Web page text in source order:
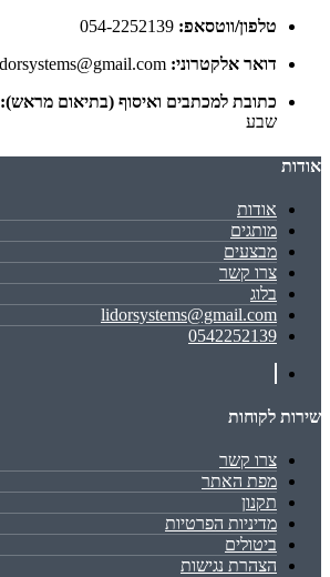
טלפון/ווטסאפ:
דואר אלקטרוני:
כתובת למכתבים ואיסוף (בתיאום מראש):
שבע
אודות
אודות
מותגים
מבצעים
צרו קשר
בלוג
lidorsystems@gmail.com
0542252139
שירות לקוחות
צרו קשר
מפת האתר
תקנון
מדיניות הפרטיות
ביטולים
הצהרת נגישות